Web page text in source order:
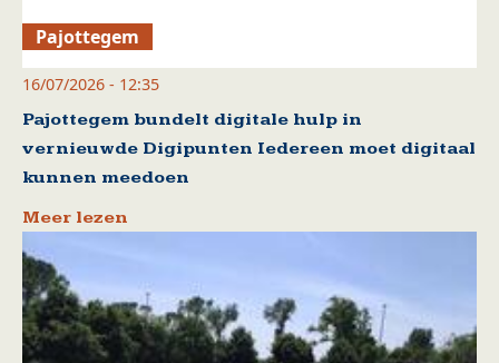
Pajottegem
16/07/2026 - 12:35
Pajottegem bundelt digitale hulp in
vernieuwde Digipunten Iedereen moet digitaal
kunnen meedoen
Meer lezen